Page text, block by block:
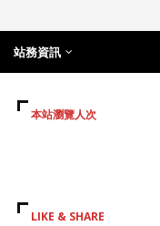
站務資訊
本站瀏覽人次
LIKE & SHARE